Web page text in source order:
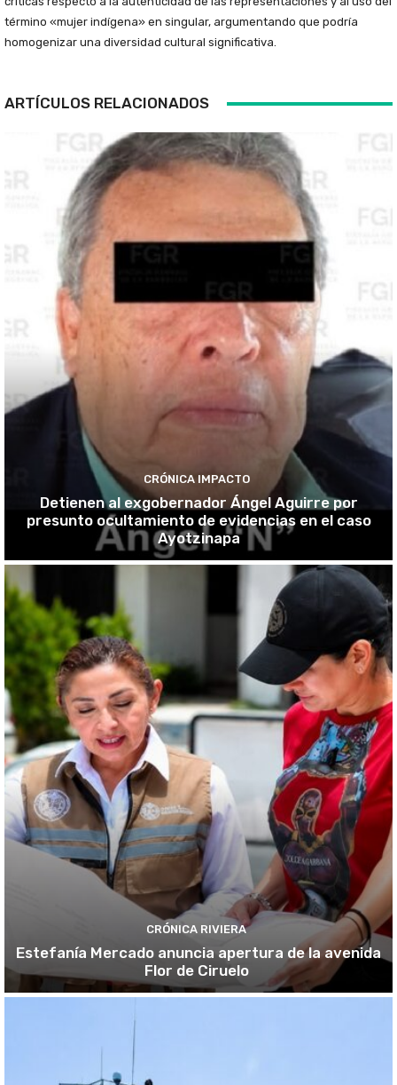
término «mujer indígena» en singular, argumentando que podría
homogenizar una diversidad cultural significativa.
ARTÍCULOS RELACIONADOS
CRÓNICA IMPACTO
Detienen al exgobernador Ángel Aguirre por
presunto ocultamiento de evidencias en el caso
Ayotzinapa
CRÓNICA RIVIERA
Estefanía Mercado anuncia apertura de la avenida
Flor de Ciruelo